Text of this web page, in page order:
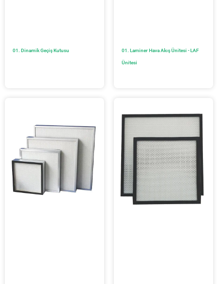
01. Dinamik Geçiş Kutusu
01. Laminer Hava Akış Ünitesi - LAF
Ünitesi